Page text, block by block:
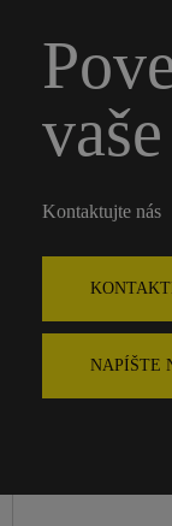
Kontaktujte nás
NAPÍŠTE